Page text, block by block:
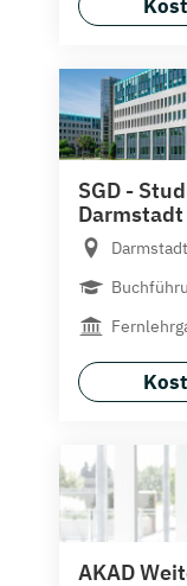
SGD -
Darmstadt
Darmstadt
AKAD